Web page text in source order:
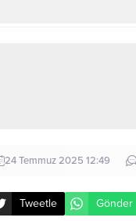
24 Temmuz 2025 12:49
Tweetle Gönder